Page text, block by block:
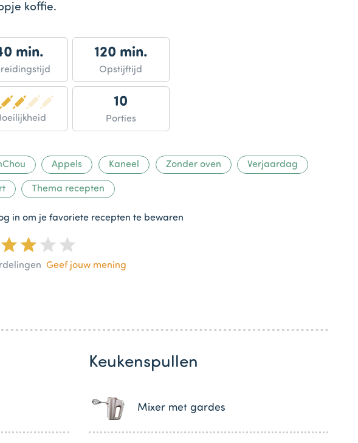
koffie.
min. 120 min.
Opstijftijd
10
Porties
Appels Kaneel Zonder oven Verjaardag
Thema recepten
in om je favoriete recepten te bewaren
Geef jouw mening
Keukenspullen
Mixer met gardes